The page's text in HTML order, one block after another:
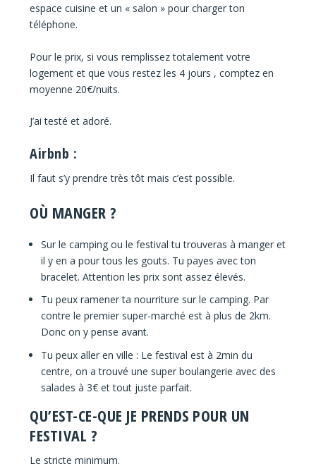
espace cuisine et un « salon » pour charger ton
téléphone.
Pour le prix, si vous remplissez totalement votre
logement et que vous restez les 4 jours , comptez en
moyenne 20€/nuits.
J’ai testé et adoré.
Airbnb :
Il faut s’y prendre très tôt mais c’est possible.
OÙ MANGER ?
Sur le camping ou le festival tu trouveras à manger et
il y en a pour tous les gouts. Tu payes avec ton
bracelet. Attention les prix sont assez élevés.
Tu peux ramener ta nourriture sur le camping. Par
contre le premier super-marché est à plus de 2km.
Donc on y pense avant.
Tu peux aller en ville : Le festival est à 2min du
centre, on a trouvé une super boulangerie avec des
salades à 3€ et tout juste parfait.
QU’EST-CE-QUE JE PRENDS POUR UN
FESTIVAL ?
Le stricte minimum.